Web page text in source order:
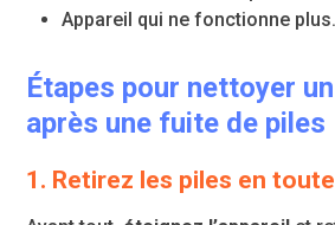
Appareil qui ne fonctionne plus.
Étapes pour nettoyer
après une fuite de piles
1. Retirez les piles en